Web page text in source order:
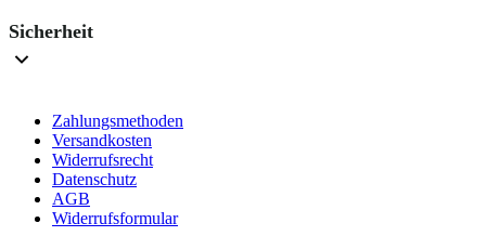
Sicherheit
Zahlungsmethoden
Versandkosten
Widerrufsrecht
Datenschutz
AGB
Widerrufsformular